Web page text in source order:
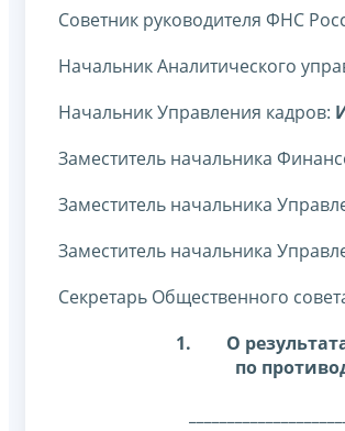
Советник руководителя ФНС
Начальник Аналитического
Начальник Управления кадров:
Заместитель начальника
Заместитель начальника
Заместитель начальника
Секретарь Общественного
1. О
по